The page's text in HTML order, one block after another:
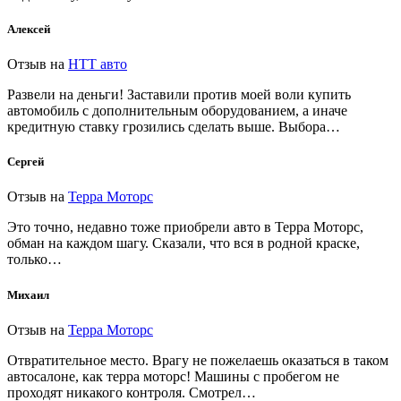
Алексей
Отзыв на НТТ авто
Развели на деньги! Заставили против моей воли купить
автомобиль с дополнительным оборудованием, а иначе
кредитную ставку грозились сделать выше. Выбора…
Сергей
Отзыв на Терра Моторс
Это точно, недавно тоже приобрели авто в Терра Моторс,
обман на каждом шагу. Сказали, что вся в родной краске,
только…
Михаил
Отзыв на Терра Моторс
Отвратительное место. Врагу не пожелаешь оказаться в таком
автосалоне, как терра моторс! Машины с пробегом не
проходят никакого контроля. Смотрел…